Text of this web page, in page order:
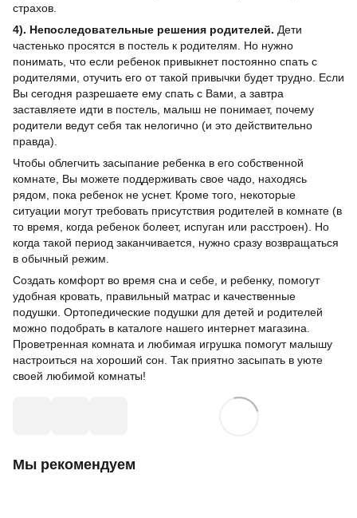
страхов.
4). Непоследовательные решения родителей. Дети
частенько просятся в постель к родителям. Но нужно
понимать, что если ребенок привыкнет постоянно спать с
родителями, отучить его от такой привычки будет трудно. Если
Вы сегодня разрешаете ему спать с Вами, а завтра
заставляете идти в постель, малыш не понимает, почему
родители ведут себя так нелогично (и это действительно
правда).
Чтобы облегчить засыпание ребенка в его собственной
комнате, Вы можете поддерживать свое чадо, находясь
рядом, пока ребенок не уснет. Кроме того, некоторые
ситуации могут требовать присутствия родителей в комнате (в
то время, когда ребенок болеет, испуган или расстроен). Но
когда такой период заканчивается, нужно сразу возвращаться
в обычный режим.
Создать комфорт во время сна и себе, и ребенку, помогут
удобная кровать, правильный матрас и качественные
подушки. Ортопедические подушки для детей и родителей
можно подобрать в каталоге нашего интернет магазина.
Проветренная комната и любимая игрушка помогут малышу
настроиться на хороший сон. Так приятно засыпать в уюте
своей любимой комнаты!
Мы рекомендуем